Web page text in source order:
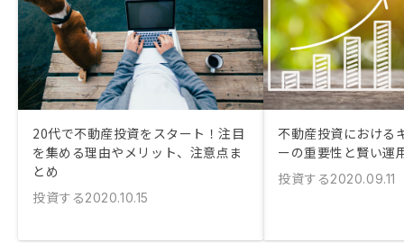
20代で不動産投資をスタート！注目
を集める理由やメリット、注意点ま
とめ
投資する2020.10.15
不動産投資における
ーの重要性と賢い運
投資する2020.09.11